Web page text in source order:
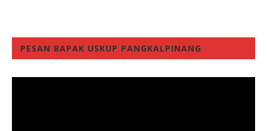
PESAN BAPAK USKUP PANGKALPINANG